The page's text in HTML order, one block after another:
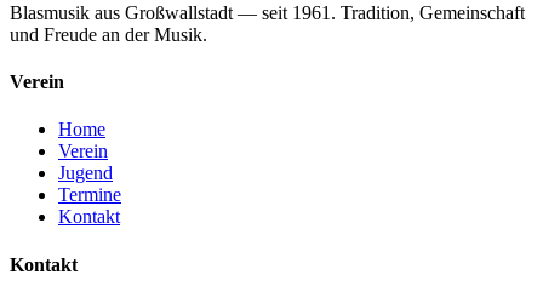
Blasmusik aus Großwallstadt — seit 1961. Tradition, Gemeinschaft
und Freude an der Musik.
Verein
Home
Verein
Jugend
Termine
Kontakt
Kontakt